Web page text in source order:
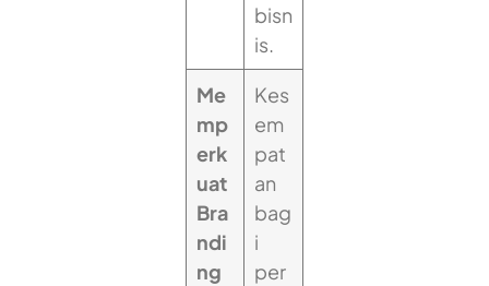
bisn
is.
Me
mp
erk
uat
Bra
ndi
ng
Kes
em
pat
an
bag
i
per